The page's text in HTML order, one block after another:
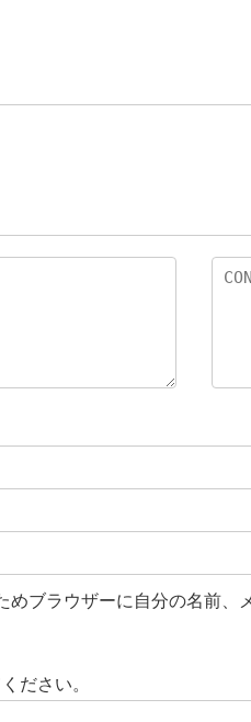
ブラウザーに自分の名前、
ださい。